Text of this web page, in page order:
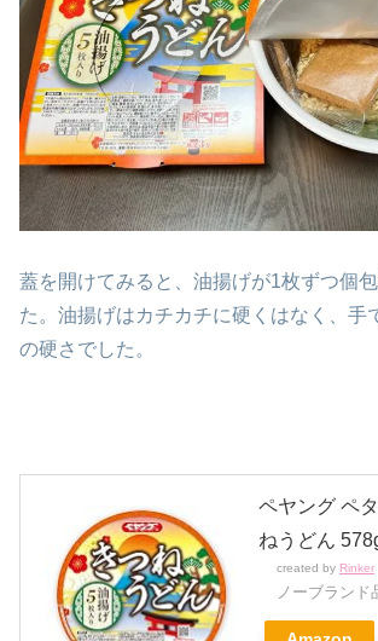
蓋を開けてみると、油揚げが1枚ずつ個
た。油揚げはカチカチに硬くはなく、手
の硬さでした。
ペヤング ペ
ねうどん
created by Rinker
ノーブランド